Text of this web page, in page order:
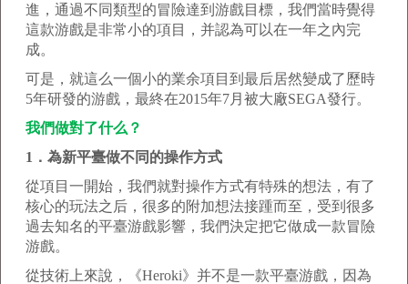
進，通過不同類型的冒險達到游戲目標，我們當時覺得
這款游戲是非常小的項目，并認為可以在一年之內完
成。
可是，就這么一個小的業余項目到最后居然變成了歷時
5年研發的游戲，最終在2015年7月被大廠SEGA發行。
我們做對了什么？
1．為新平臺做不同的操作方式
從項目一開始，我們就對操作方式有特殊的想法，有了
核心的玩法之后，很多的附加想法接踵而至，受到很多
過去知名的平臺游戲影響，我們決定把它做成一款冒險
游戲。
從技術上來說，《Heroki》并不是一款平臺游戲，因為